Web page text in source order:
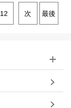
12 次 最後